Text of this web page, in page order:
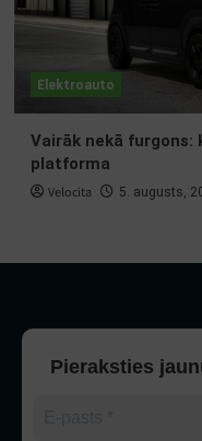
Elektroauto
Vairāk nekā furgons:
platforma
Velocita 5. augusts,
Pieraksties